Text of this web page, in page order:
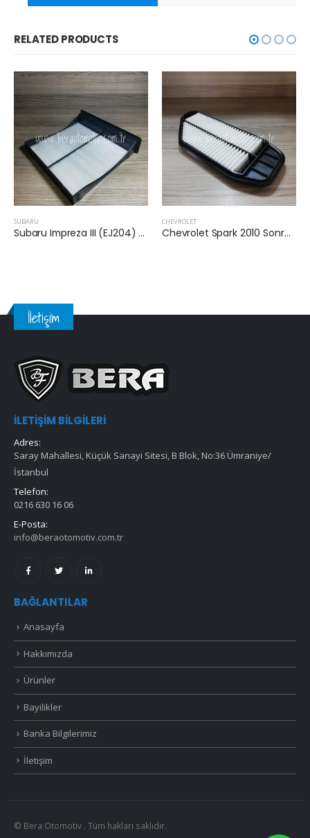
RELATED PRODUCTS
SUBARU
Subaru Impreza III (EJ204) 2007-2013 Arası 2.0 16v Benzinli Kabin Filtresi
CHEVROLET
Chevrolet Spark 2010 Sonrası 1.2 Benzinli Hava Filtresi
İletişim
İLETIŞIM BILGILERI
Adres:
Saray Mahallesi, Küçük Sanayi Sitesi, B Blok, No:36 Ümraniye/
İstanbul
Telefon:
0216 630 16 06
E-Posta:
info@beraotomotiv.com.tr
BAĞLANTILAR
Anasayfa
Hakkımızda
Ürünler
Bayilikler
Banka Bilgilerimiz
İletişim
© Bera Otomotiv . Tüm hakları saklıdır.